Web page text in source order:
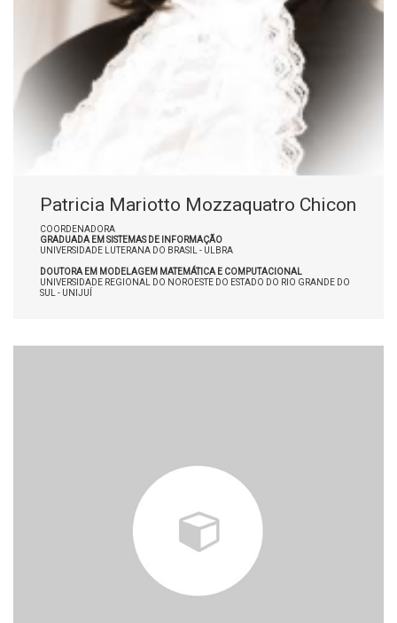
Patricia Mariotto Mozzaquatro Chicon
COORDENADORA
GRADUADA EM SISTEMAS DE INFORMAÇÃO
UNIVERSIDADE LUTERANA DO BRASIL - ULBRA
DOUTORA EM MODELAGEM MATEMÁTICA E COMPUTACIONAL
UNIVERSIDADE REGIONAL DO NOROESTE DO ESTADO DO RIO GRANDE DO
SUL - UNIJUÍ